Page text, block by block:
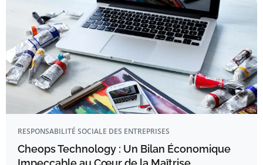
RESPONSABILITÉ SOCIALE DES ENTREPRISES
Cheops Technology : Un Bilan Économique